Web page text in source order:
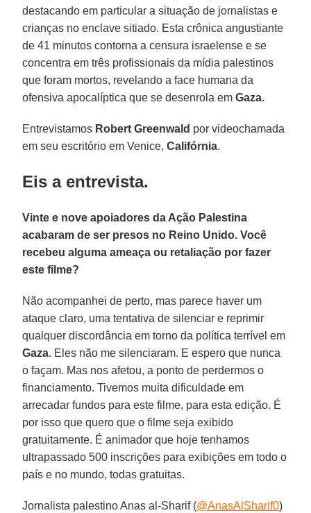
destacando em particular a situação de jornalistas e
crianças no enclave sitiado. Esta crônica angustiante
de 41 minutos contorna a censura israelense e se
concentra em três profissionais da mídia palestinos
que foram mortos, revelando a face humana da
ofensiva apocalíptica que se desenrola emGaza.
Entrevistamos Robert Greenwald por videochamada
em seu escritório em Venice,Califórnia.
Eis a entrevista.
Vinte e nove apoiadores da Ação Palestina
acabaram de ser presos no Reino Unido. Você
recebeu alguma ameaça ou retaliação por fazer
este filme?
Não acompanhei de perto, mas parece haver um
ataque claro, uma tentativa de silenciar e reprimir
qualquer discordância em torno da política terrível em
Gaza. Eles não me silenciaram. E espero que nunca
o façam. Mas nos afetou, a ponto de perdermos o
financiamento. Tivemos muita dificuldade em
arrecadar fundos para este filme, para esta edição. É
por isso que quero que o filme seja exibido
gratuitamente. É animador que hoje tenhamos
ultrapassado 500 inscrições para exibições em todo o
país e no mundo, todas gratuitas.
Jornalista palestino Anas al-Sharif (@AnasAlSharif0)